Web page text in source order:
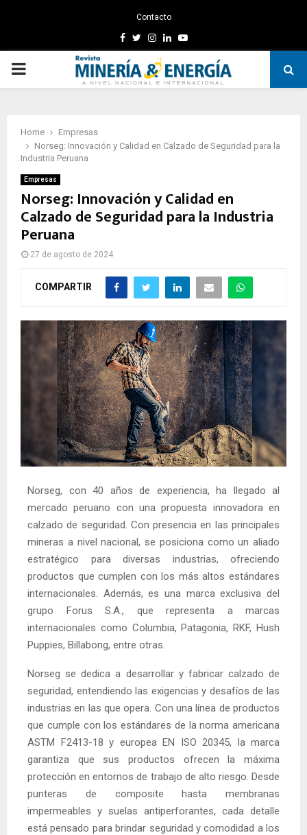
Contacto
Facebook
TwitterInstagram
LinkedinYoutube
PRIMARY
Home
Empresas
Norseg: Innovación y Calidad en Calzado de Seguridad para la
Industria Peruana
Empresas
Norseg: Innovación y Calidad en
Calzado de Seguridad para la Industria
Peruana
27 de agosto de 2024
COMPARTIR
Norseg, con 40 años de experiencia, ha llegado al
mercado peruano con una propuesta innovadora en
calzado de seguridad. Con presencia en las principales
mineras a nivel nacional, se posiciona como un aliado
estratégico para diversas industrias, ofreciendo
productos que cumplen con los más altos estándares
internacionales. Además, es una marca exclusiva del
grupo Forus S.A., que representa a marcas
internacionales como Columbia, Patagonia, RKF, Hush
Puppies, Billabong, entre otras.
Norseg se dedica a desarrollar y fabricar calzado de
seguridad, entendiendo las exigencias y desafíos de las
industrias en las que opera. Con una línea de productos
que cumple con los estándares de la norma americana
ASTM F2413-18 y europea EN ISO 20345, la marca
garantiza que sus productos ofrecen la máxima
protección en entornos de trabajo de alto riesgo. Desde
punteras de composite hasta membranas
impermeables y suelas antiperforantes, cada detalle
está pensado para brindar seguridad y comodidad a los